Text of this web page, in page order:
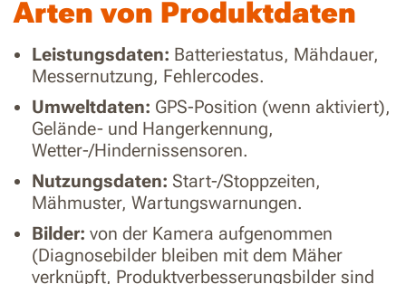
Arten von Produktdaten
Leistungsdaten: Batteriestatus, Mähdauer,
Messernutzung, Fehlercodes.
Umweltdaten: GPS-Position (wenn aktiviert),
Gelände- und Hangerkennung,
Wetter-/Hindernissensoren.
Nutzungsdaten: Start-/Stoppzeiten,
Mähmuster, Wartungswarnungen.
Bilder: von der Kamera aufgenommen
(Diagnosebilder bleiben mit dem Mäher
verknüpft, Produktverbesserungsbilder sind